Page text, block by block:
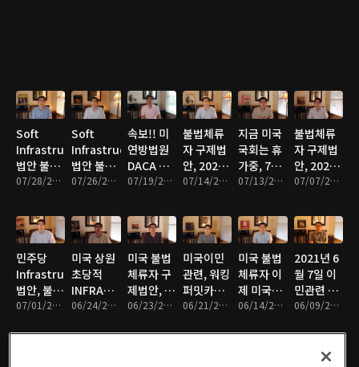
Soft
Infrastructure
법안 불법
체류자 구
련, 2021
년 7월26
일 최신 업
데이트
07/28/2021 • 13분
Soft
Infrastructure
법안 불법
체류자 구
련, 2021
년 7월22
일 현재 업
데이트
07/26/2021 • 11분
속보!! 미
연방법원
DACA 새
로운 신청
령!!
07/19/2021 • 9분
불법체류
자 구제법
안, 2021
년 7월14
망적 속보
입니다!!
07/14/2021 • 13분
지금 미국
국회는 휴
가중, 7월
11일 현재
자 구제법
안 상황 업
데이트
07/13/2021 • 11분
불법체류
자 구제법
안, 2020
년 7월 6일
주 민주당
하원의원
가르시아
發 좋은소
식 업데이
트.
07/07/2021 • 10분
민주당
Infrastructure
법안, 불법
이민자 구
6/29/2021
07/01/2021 • 11분
미국 상원
초당적
INFRASTRUCTURE
법안 합의
불법체류
06/24/2021 • 14분
미국 불법
체류자 구
제법안, 버
니 샌더스
식 업데이
06/23/2021 • 11분
미국이민
관련, 워킹
퍼밋카드
(I-765) 에
하신점 알
06/21/2021 • 10분
미국 불법
체류자 이
제 미국내
에서 영주
없나요?
06/14/2021 • 9분
2021년 6
월 7일 이
민관련 대
법원 판결
명
06/09/2021 • 11분